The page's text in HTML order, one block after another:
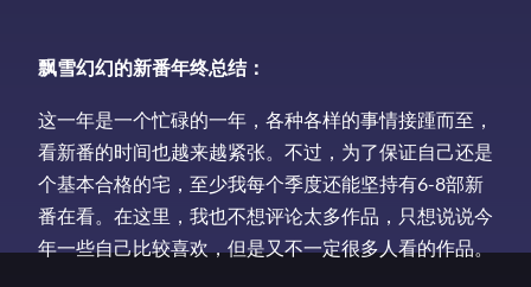
飘雪幻幻的新番年终总结：
这一年是一个忙碌的一年，各种各样的事情接踵而至，
看新番的时间也越来越紧张。不过，为了保证自己还是
个基本合格的宅，至少我每个季度还能坚持有6-8部新
番在看。在这里，我也不想评论太多作品，只想说说今
年一些自己比较喜欢，但是又不一定很多人看的作品。